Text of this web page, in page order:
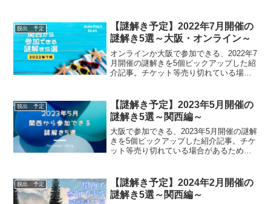
が中止になる場合がありますので最新情
報は公式ページを確認ください）
脱出 予定
【謎解き予定】2022年7月開催の
謎解き5選～大阪・オンライン～
オンラインか大阪で参加できる、2022年7
月開催の謎解きを5個ピックアップした紹
介記事。チケット等売り切れている場合
ベントが中止になる場合がありますので
最新情報は公式ページを確認ください。
脱出 予定
【謎解き予定】2023年5月開催の
謎解き5選～関西編～
大阪で参加できる、2023年5月開催の謎解
きを5個ピックアップした紹介記事。チケ
ット等売り切れている場合があるため、
になる場合がありますので最新情報は公
式ページを確認ください。
脱出 予定
【謎解き予定】2024年2月開催の
謎解き5選～関西編～